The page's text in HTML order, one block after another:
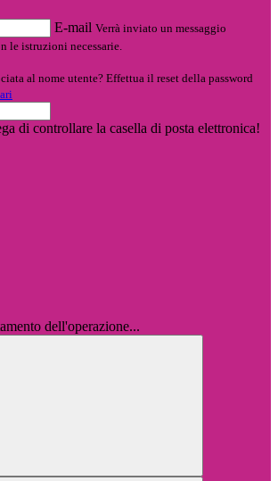
E-mail Verrà inviato un messaggio
le istruzioni necessarie.
al nome utente? Effettua il reset della password
di controllare la casella di posta elettronica!
dell'operazione...